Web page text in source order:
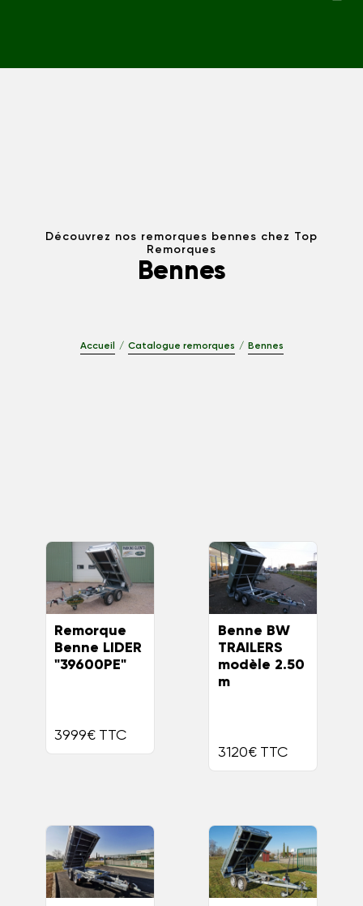
Découvrez nos remorques bennes chez Top
Remorques
Bennes
Accueil Catalogue remorques Bennes
Remorque
Benne LIDER
"39600PE"
3999€ TTC
Benne BW
TRAILERS
modèle 2.50
m
3120€ TTC